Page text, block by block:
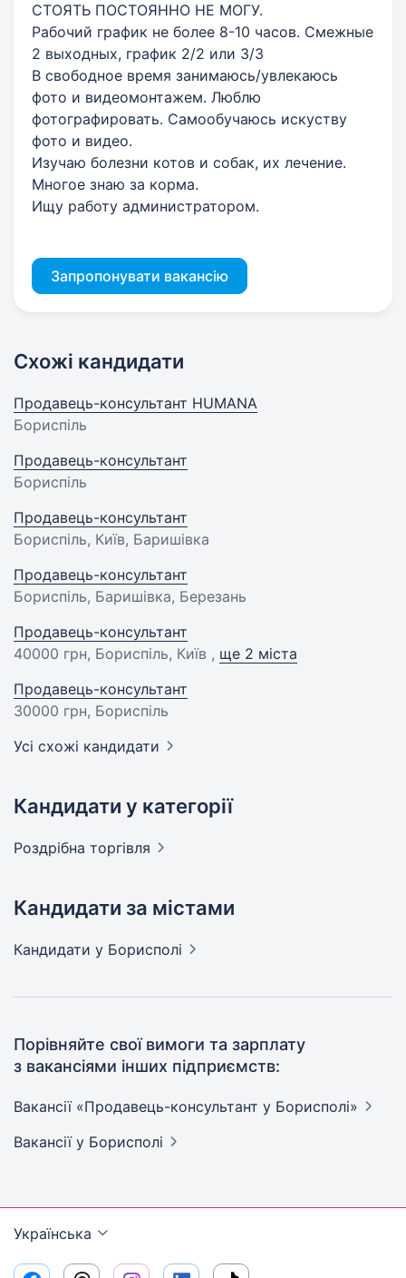
СТОЯТЬ ПОСТОЯННО НЕ МОГУ.
Рабочий график не более 8-10 часов. Смежные
2 выходных, график 2/2 или 3/3
В свободное время занимаюсь/увлекаюсь
фото и видеомонтажем. Люблю
фотографировать. Самообучаюсь искуству
фото и видео.
Изучаю болезни котов и собак, их лечение.
Многое знаю за корма.
Ищу работу администратором.
Запропонувати вакансію
Схожі кандидати
Продавець-консультант HUMANA
Бориспіль
Продавець-консультант
Бориспіль
Продавець-консультант
Бориспіль, Київ, Баришівка
Продавець-консультант
Бориспіль, Баришівка, Березань
Продавець-консультант
40000 грн, Бориспіль, Київ , ще 2 міста
Продавець-консультант
30000 грн, Бориспіль
Усі схожі кандидати
Кандидати у категорії
Роздрібна торгівля
Кандидати за містами
Кандидати у Борисполі
Порівняйте свої вимоги та зарплату
з вакансіями інших підприємств:
Вакансії «Продавець-консультант у Борисполі»
Вакансії у Борисполі
Українська